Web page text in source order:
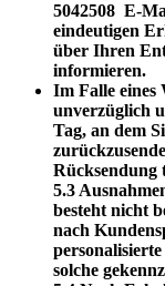
5042508
eindeutigen
über Ihren
informieren.
Im Falle eines
unverzüglich
Tag, an dem
Rücksendung
5.3
besteht nicht
nach
solche